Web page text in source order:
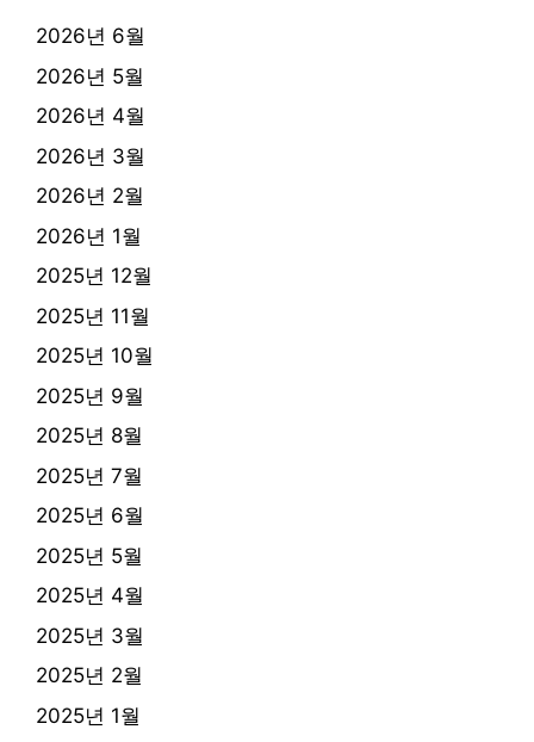
2026년 6월
2026년 5월
2026년 4월
2026년 3월
2026년 2월
2026년 1월
2025년 12월
2025년 11월
2025년 10월
2025년 9월
2025년 8월
2025년 7월
2025년 6월
2025년 5월
2025년 4월
2025년 3월
2025년 2월
2025년 1월